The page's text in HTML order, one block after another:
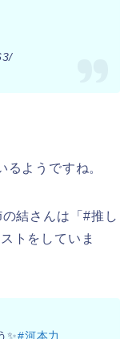
ようですね。
結さんは「#推し
トをしていま
✨#河本力